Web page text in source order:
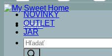
Menu
Products
search
NOVINKY
OUTLET
JAR